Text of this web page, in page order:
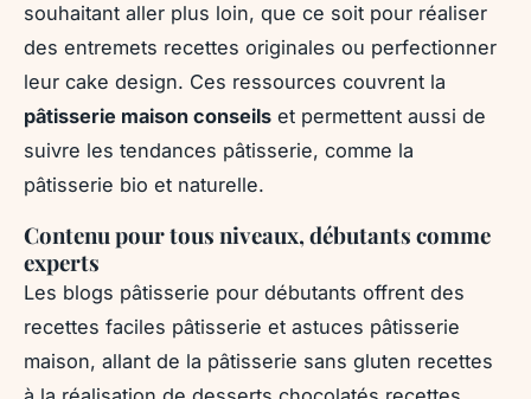
souhaitant aller plus loin, que ce soit pour réaliser
des entremets recettes originales ou perfectionner
leur cake design. Ces ressources couvrent la
pâtisserie maison conseils et permettent aussi de
suivre les tendances pâtisserie, comme la
pâtisserie bio et naturelle.
Contenu pour tous niveaux, débutants comme
experts
Les blogs pâtisserie pour débutants offrent des
recettes faciles pâtisserie et astuces pâtisserie
maison, allant de la pâtisserie sans gluten recettes